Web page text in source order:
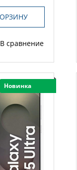
В сравнение
Новинка